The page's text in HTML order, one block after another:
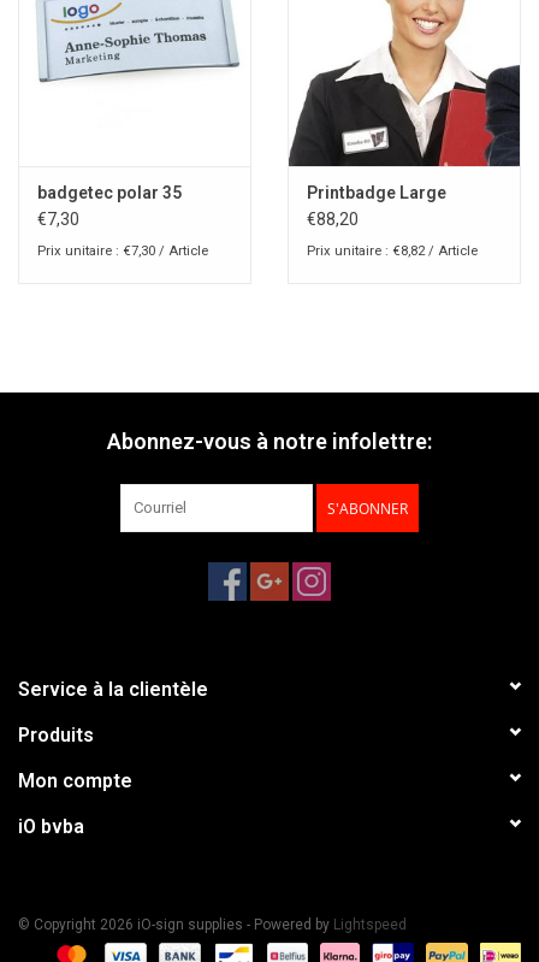
badgetec polar 35
€7,30
Prix unitaire : €7,30 / Article
Printbadge Large
€88,20
Prix unitaire : €8,82 / Article
Abonnez-vous à notre infolettre:
S'ABONNER
Service à la clientèle
Produits
Mon compte
iO bvba
© Copyright 2026 iO-sign supplies - Powered by Lightspeed